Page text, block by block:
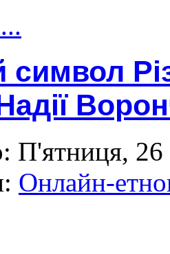
символ
П'ятниця,
Онлайн-